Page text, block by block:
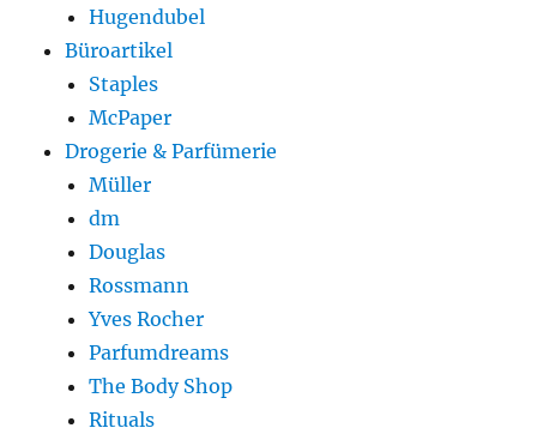
Hugendubel
Büroartikel
Staples
McPaper
Drogerie & Parfümerie
Müller
dm
Douglas
Rossmann
Yves Rocher
Parfumdreams
The Body Shop
Rituals